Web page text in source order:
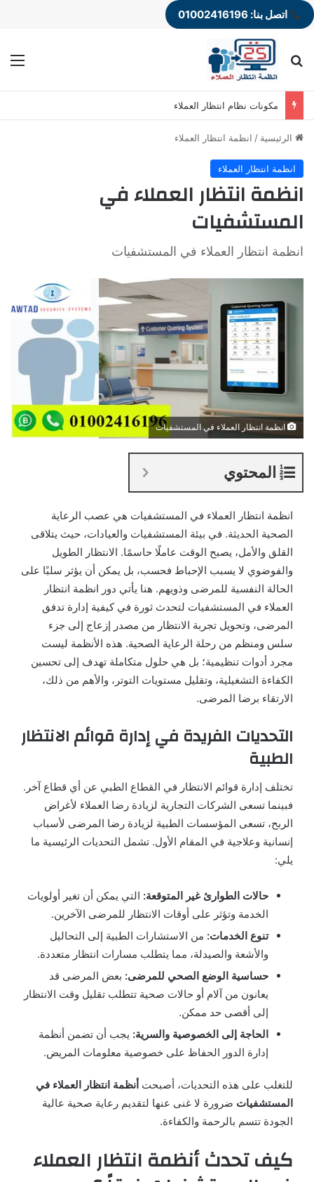
اتصل بنا: 01002416196
بحث عن
مكونات نظام انتظار العملاء
الرئيسية / انظمة انتظار العملاء
انظمة انتظار العملاء
انظمة انتظار العملاء في
المستشفيات
انظمة انتظار العملاء في المستشفيات
انظمة انتظار العملاء في المستشفيات
المحتوي
انظمة انتظار العملاء في المستشفيات هي عصب الرعاية
الصحية الحديثة. في بيئة المستشفيات والعيادات، حيث يتلاقى
القلق والأمل، يصبح الوقت عاملًا حاسمًا. الانتظار الطويل
والفوضوي لا يسبب الإحباط فحسب، بل يمكن أن يؤثر سلبًا على
الحالة النفسية للمرضى وذويهم. هنا يأتي دور انظمة انتظار
العملاء في المستشفيات لتحدث ثورة في كيفية إدارة تدفق
المرضى، وتحويل تجربة الانتظار من مصدر إزعاج إلى جزء
سلس ومنظم من رحلة الرعاية الصحية. هذه الأنظمة ليست
مجرد أدوات تنظيمية؛ بل هي حلول متكاملة تهدف إلى تحسين
الكفاءة التشغيلية، وتقليل مستويات التوتر، والأهم من ذلك،
الارتقاء برضا المرضى.
التحديات الفريدة في إدارة قوائم الانتظار
الطبية
تختلف إدارة قوائم الانتظار في القطاع الطبي عن أي قطاع آخر.
فبينما تسعى الشركات التجارية لزيادة رضا العملاء لأغراض
الربح، تسعى المؤسسات الطبية لزيادة رضا المرضى لأسباب
إنسانية وعلاجية في المقام الأول. تشمل التحديات الرئيسية ما
يلي:
حالات الطوارئ غير المتوقعة: التي يمكن أن تغير أولويات
الخدمة وتؤثر على أوقات الانتظار للمرضى الآخرين.
تنوع الخدمات: من الاستشارات الطبية إلى التحاليل
والأشعة والصيدلة، مما يتطلب مسارات انتظار متعددة.
حساسية الوضع الصحي للمرضى: بعض المرضى قد
يعانون من آلام أو حالات صحية تتطلب تقليل وقت الانتظار
إلى أقصى حد ممكن.
الحاجة إلى الخصوصية والسرية: يجب أن تضمن أنظمة
إدارة الدور الحفاظ على خصوصية معلومات المريض.
للتغلب على هذه التحديات، أصبحت أنظمة انتظار العملاء في
المستشفيات ضرورة لا غنى عنها لتقديم رعاية صحية عالية
الجودة تتسم بالرحمة والكفاءة.
كيف تحدث أنظمة انتظار العملاء